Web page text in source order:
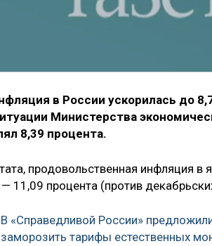
в России ускорилась до
Министерства
8,39 процента.
продовольственная инфляция в
11,09 процента (против
В «Справедливой России»
заморозить тарифы естественных